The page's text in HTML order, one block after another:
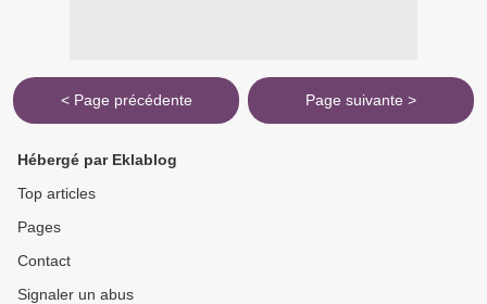
< Page précédente Page suivante >
Hébergé par Eklablog
Top articles
Pages
Contact
Signaler un abus